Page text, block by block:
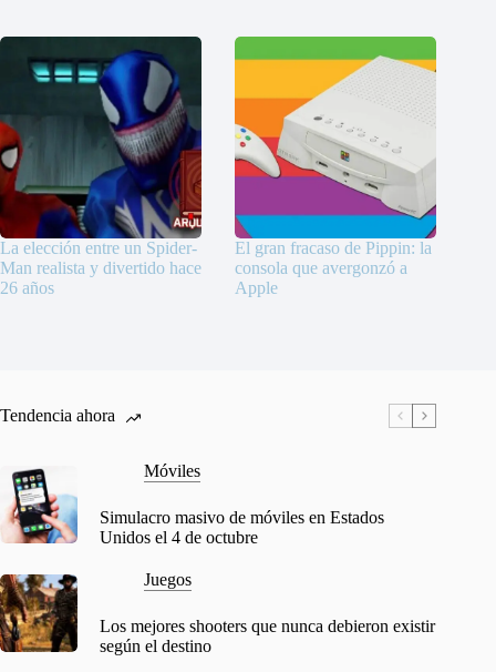
La elección entre un Spider-
Man realista y divertido hace
26 años
El gran fracaso de Pippin: la
consola que avergonzó a
Apple
Tendencia ahora
Móviles
Simulacro masivo de móviles en Estados
Unidos el 4 de octubre
Juegos
Los mejores shooters que nunca debieron existir
según el destino